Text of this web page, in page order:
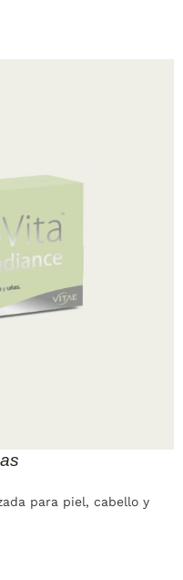
para piel, cabello y